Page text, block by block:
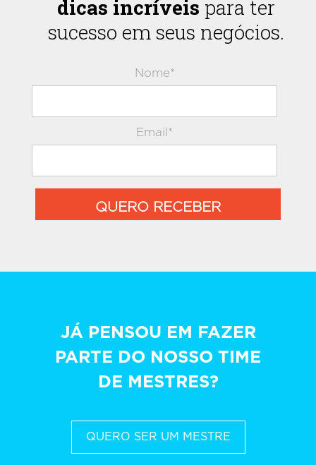
dicas incríveis para ter
sucesso em seus negócios.
Nome*
Email*
QUERO RECEBER
JÁ PENSOU EM FAZER
PARTE DO NOSSO TIME
DE MESTRES?
QUERO SER UM MESTRE